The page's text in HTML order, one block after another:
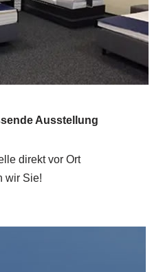
Ausstellung
direkt vor Ort
wir Sie!